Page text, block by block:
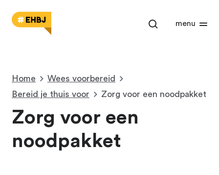
menu
Home
Wees voorbereid
Bereid je thuis voor
Zorg voor een noodpakket
Zorg voor een
noodpakket